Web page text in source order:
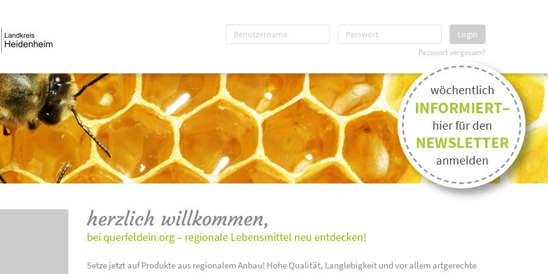
Login
Passwort vergessen?
herzlich willkommen,
bei querfeldein.org – regionale Lebensmittel neu entdecken!
Setze jetzt auf Produkte aus regionalem Anbau! Hohe Qualität, Langlebigkeit und vor allem artgerechte